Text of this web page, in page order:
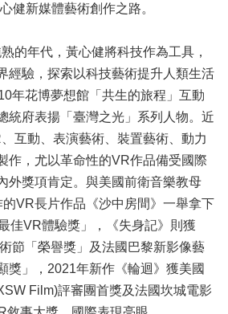
健新媒體藝術創作之路。
的年代，黃心健將科技作為工具，
經驗，探索以科技藝術提升人類生活
年花博夢想館「共生的旅程」互動
統府表揚「臺灣之光」系列人物。近
互動、表演藝術、裝置藝術、動力
作，尤以革命性的VR作品備受國際
外獎項肯定。與美國前衛音樂教母
的VR長片作品《沙中房間》一舉拿下
佳VR體驗獎」，《失身記》則獲
節「榮譽獎」及法國巴黎新影像藝
獎」，2021年新作《輪迴》獲美國
Film)評審團首獎及法國坎城電影